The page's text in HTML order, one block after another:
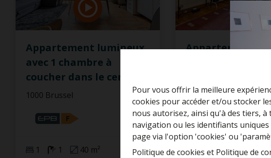
Pour vous offrir la meilleure
cookies pour accéder et/ou stocker
nous autorisez, ainsi qu'à des tiers,
navigation ou les identifiants
page via l'option 'cookies' ou
Politique de cookies et Politique de
Appartement lumineux
avec 1 chambre à
coucher dans le centre
1000 Brussel
1 1 40 m²
Appartement
1020 Brussel
1 1 82 m²